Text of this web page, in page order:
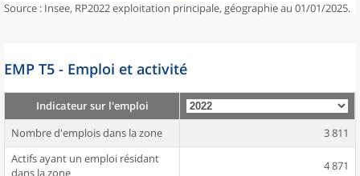
Source : Insee, RP2022 exploitation principale, géographie au 01/01/2025.
EMP T5 - Emploi et activité
Indicateur sur l'emploi
Nombre d'emplois dans la zone
3 811
Actifs ayant un emploi résidant
dans la zone
4 871